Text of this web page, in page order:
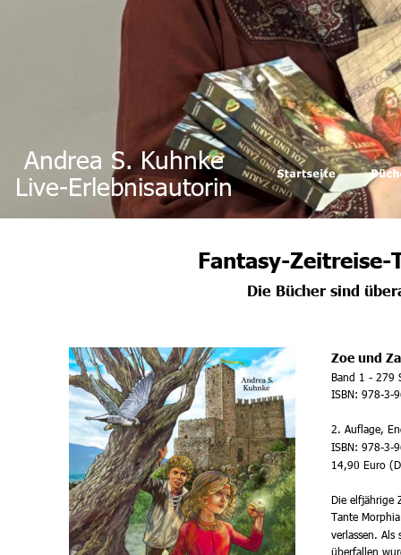
Andrea S. Kuhnke
Live-Erlebnisautorin
Fantasy-Zeitreise-
Die Bücher sind
Zoe und
Band 1 - 279
ISBN: 978-3-
2. Auflage,
ISBN: 978-3-
14,90 Euro
Die elfjährige
Tante
verlassen.
überfallen